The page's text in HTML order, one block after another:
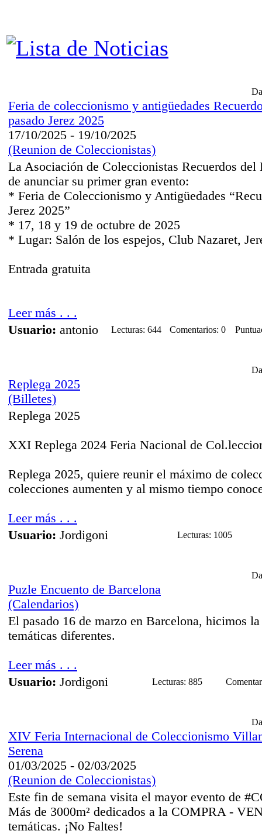
Feria de coleccionismo y antigüedades
pasado Jerez 2025
17/10/2025 - 19/10/2025
(Reunion de Coleccionistas)
La Asociación de Coleccionistas Recuerdos del
de anunciar su primer gran evento:
* Feria de Coleccionismo y Antigüedades
Jerez 2025”
* 17, 18 y 19 de octubre de 2025
* Lugar: Salón de los espejos, Club Nazaret,
Entrada gratuita
Leer más . . .
Usuario: antonio Lecturas: 644 Comentarios: 0
Replega 2025
(Billetes)
Replega 2025
XXI Replega 2024 Feria Nacional de
Replega 2025, quiere reunir el máximo de
colecciones aumenten y al mismo tiempo
Leer más . . .
Usuario: Jordigoni Lecturas: 1005
Puzle Encuento de Barcelona
(Calendarios)
El pasado 16 de marzo en Barcelona, hicimos
temáticas diferentes.
Leer más . . .
Usuario: Jordigoni Lecturas: 885
XIV Feria Internacional de Coleccionismo
Serena
01/03/2025 - 02/03/2025
(Reunion de Coleccionistas)
Este fin de semana visita el mayor evento de
Más de 3000m² dedicados a la COMPRA -
temáticas. ¡No Faltes!